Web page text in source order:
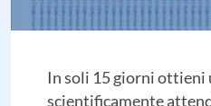
In soli 15 giorni ottieni
scientificamente